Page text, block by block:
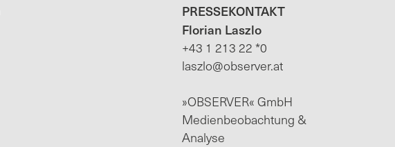
PRESSEKONTAKT
Florian Laszlo
+43 1 213 22 *0
laszlo@observer.at
»OBSERVER« GmbH
Medienbeobachtung &
Analyse